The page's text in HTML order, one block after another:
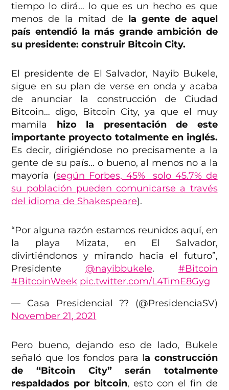
tiempo lo dirá… lo que es un hecho es que
menos de la mitad de la gente de aquel
país entendió la más grande ambición de
su presidente: construir Bitcoin City.
El presidente de El Salvador, Nayib Bukele,
sigue en su plan de verse en onda y acaba
de anunciar la construcción de Ciudad
Bitcoin… digo, Bitcoin City, ya que el muy
mamila
hizo la presentación de este
importante proyecto totalmente en inglés.
Es decir, dirigiéndose no precisamente a la
gente de su país… o bueno, al menos no a la
mayoría (según Forbes, 45% solo 45.7% de
su población pueden comunicarse a través
del idioma de Shakespeare).
“Por alguna razón estamos reunidos aquí, en
la playa Mizata, en El Salvador,
divirtiéndonos y mirando hacia el futuro”,
Presidente @nayibbukele. #Bitcoin
#BitcoinWeek pic.twitter.com/L4TimE8Gyg
— Casa Presidencial ?? (@PresidenciaSV)
November 21, 2021
Pero bueno, dejando eso de lado, Bukele
señaló que los fondos para la construcción
de “Bitcoin City” serán totalmente
respaldados por bitcoin, esto con el fin de